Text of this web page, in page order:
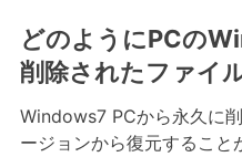
どのようにPCの
削除されたファイ
Windows7 PCから永久に
ージョンから復元すること